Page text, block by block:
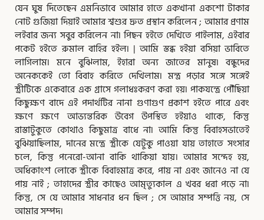
যেন ঘুষ দিতেছেন এমনিভাবে আমার হাতে একখানা একশাে টাকার
নােট গুজিয়া দিয়াই আমার শ্বশুর দ্রুত প্রস্থান করিলেন ; আমার প্রণাম
লইবার জন্য সবুর করিলেন না৷ পিছন হইতে দেখিতে পাইলাম, এইবার
পকেট হইতে রুমাল বাহির হইল৷ | আমি স্তব্ধ হইয়া বসিয়া ভাবিতে
লাগিলাম৷ মনে বুঝিলাম, ইহারা অন্য জাতের মানুষ৷ বন্ধুদের
অনেককেই তাে বিবাহ করিতে দেখিলাম৷ মন্ত্র পড়ার সঙ্গে সঙ্গেই
স্ত্রীটিকে একেবারে এক গ্রাসে গলাধঃকরণ করা হয়৷ পাকযন্ত্রে পৌঁছিয়া
কিছুক্ষণ বাদে এই পদার্থটির নানা গুণাগুণ প্রকাশ হইতে পারে এবং
ক্ষণে ক্ষণে আভ্যন্তরিক উবেগ উপস্থিত হইয়াও থাকে, কিন্তু
রাস্তাটুকুতে কোথাও কিছুমাত্র বাধে না৷ আমি কিন্তু বিবাহসভাতেই
বুঝিয়াছিলাম, দানের মন্ত্রে স্ত্রীকে যেটুকু পাওয়া যায় তাহাতে সংসার
চলে, কিন্তু পনেরাে-আনা বাকি থাকিয়া যায়। আমার সন্দেহ হয়,
অধিকাংশ লােকে স্ত্রীকে বিবাহমাত্র করে, পায় না এবং জানেও না যে
পায় নাই ; তাহাদের স্ত্রীর কাছেও আমৃত্যুকাল এ খবর ধরা পড়ে না৷
কিন্তু, সে যে আমার সাধনার ধন ছিল ; সে আমার সম্পত্তি নয়, সে
আমার সম্পদ।